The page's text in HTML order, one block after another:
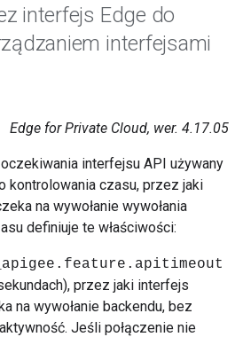
interfejs Edge do
interfejsami
Edge for Private Cloud, wer. 4.17.05
interfejsu API używany
kontrolowania czasu, przez jaki
na wywołanie wywołania
definiuje te właściwości:
przez jaki interfejs
na wywołanie backendu, bez
Jeśli połączenie nie